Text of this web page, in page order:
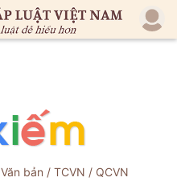
Văn bản / TCVN / QCVN